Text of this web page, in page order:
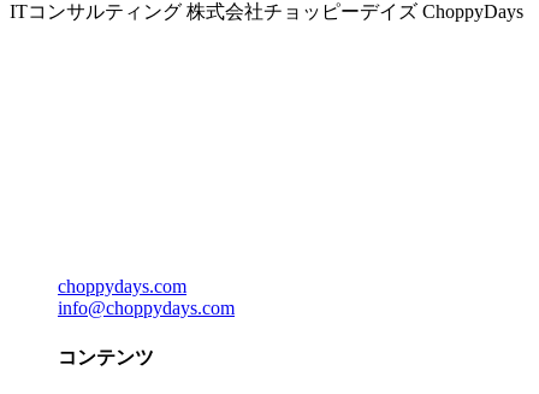
ITコンサルティング 株式会社チョッピーデイズ ChoppyDays
choppydays.com
info@choppydays.com
コンテンツ